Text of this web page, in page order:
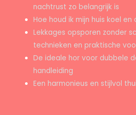
nachtrust zo belangrijk is
Hoe houd ik mijn huis koel en
Lekkages opsporen zonder
technieken en praktische
De ideale hor voor dubbele
handleiding
Een harmonieus en stijlvol